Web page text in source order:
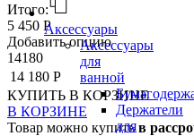
Аксессуары
Аксессуары
для
ванной
Держатели
для
Итого:
5 450 Р
Добавить опцию
14180
14 180 Р
КУПИТЬ В КОРЗИНЕ
В КОРЗИНЕ
Товар можно купитьв